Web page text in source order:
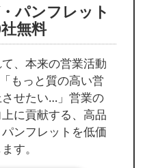
パンフレット
無料
、本来の営業活動
もっと質の高い営
せたい…」営業の
に貢献する、高品
ンフレットを低価
す。